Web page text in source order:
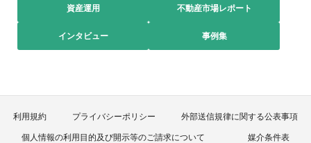
資産運用 不動産市場レポート
インタビュー 事例集
利用規約 プライバシーポリシー 外部送信規律に関する公表事項
個人情報の利用目的及び開示等のご請求について 媒介条件表